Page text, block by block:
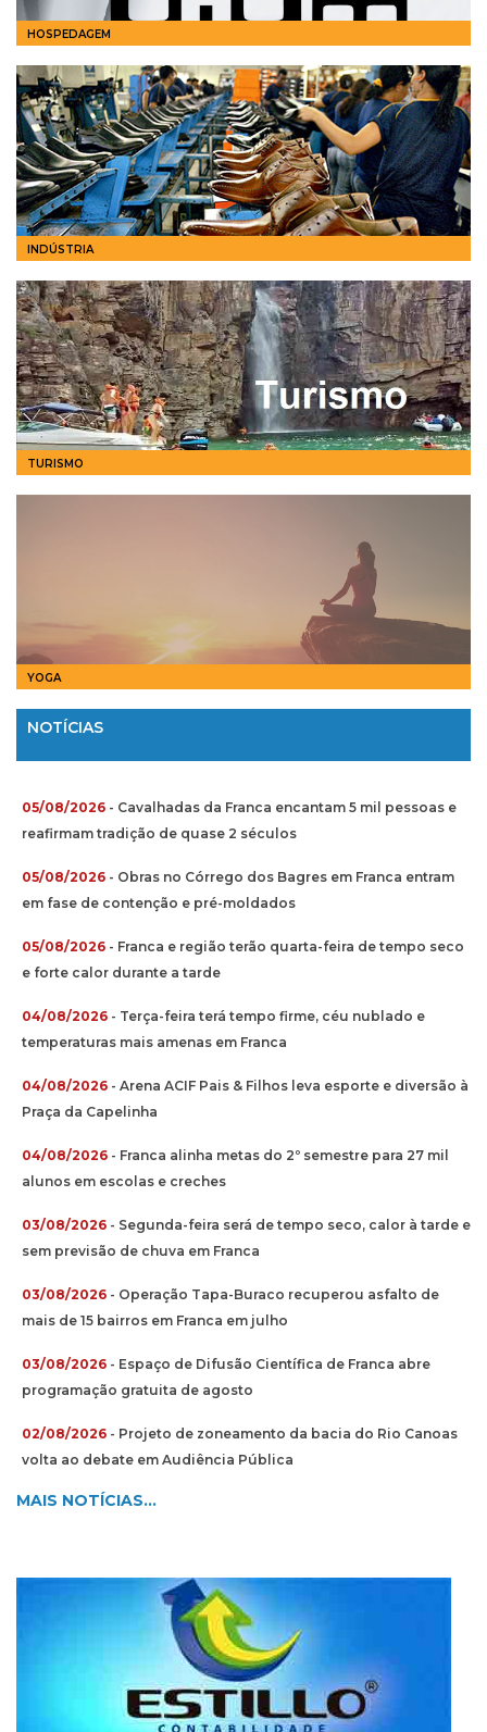
HOSPEDAGEM
INDÚSTRIA
TURISMO
YOGA
NOTÍCIAS
05/08/2026 - Cavalhadas da Franca encantam 5 mil pessoas e
reafirmam tradição de quase 2 séculos
05/08/2026 - Obras no Córrego dos Bagres em Franca entram
em fase de contenção e pré-moldados
05/08/2026 - Franca e região terão quarta-feira de tempo seco
e forte calor durante a tarde
04/08/2026 - Terça-feira terá tempo firme, céu nublado e
temperaturas mais amenas em Franca
04/08/2026 - Arena ACIF Pais & Filhos leva esporte e diversão à
Praça da Capelinha
04/08/2026 - Franca alinha metas do 2º semestre para 27 mil
alunos em escolas e creches
03/08/2026 - Segunda-feira será de tempo seco, calor à tarde e
sem previsão de chuva em Franca
03/08/2026 - Operação Tapa-Buraco recuperou asfalto de
mais de 15 bairros em Franca em julho
03/08/2026 - Espaço de Difusão Científica de Franca abre
programação gratuita de agosto
02/08/2026 - Projeto de zoneamento da bacia do Rio Canoas
volta ao debate em Audiência Pública
MAIS NOTÍCIAS...